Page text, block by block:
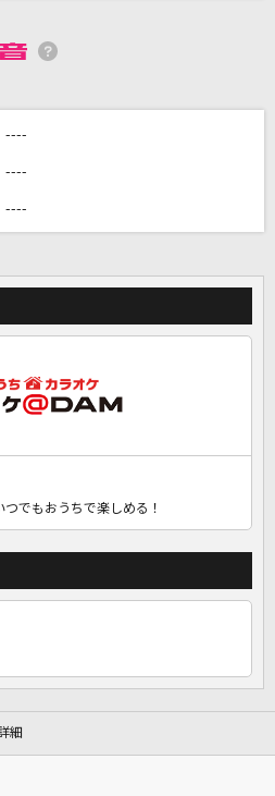
登録・ログインして
もっと楽しもう！
一緒に！練習にも！
----
----
----
でもおうちで楽しめる！
細